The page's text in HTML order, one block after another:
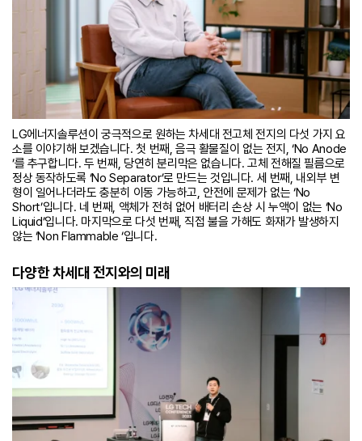
LG에너지솔루션이 궁극적으로 원하는 차세대 전고체 전지의 다섯 가지 요
소를 이야기해 보겠습니다. 첫 번째, 음극 활물질이 없는 전지​, ‘No Anode​
’를 추구합니다. 두 번째, 당연히 분리막은 없습니다. 고체 전해질 필름으로
정상 동작하도록 ‘No Separator’로​ 만드는 것입니다. 세 번째, 내외부 변
형이 일어나더라도 충분히 이동 가능하고, 안전에 문제가 없는 ‘No
Short’입니다. 네 번째, 액체가 전혀 없어 배터리 손상 시 누액이 없는 ‘No
Liquid​’입니다. 마지막으로 다섯 번째, 직접 불을 가해도 화재가 발생하지
않는 ‘Non Flammable ‘입니다.
다양한 차세대 전지와의 미래